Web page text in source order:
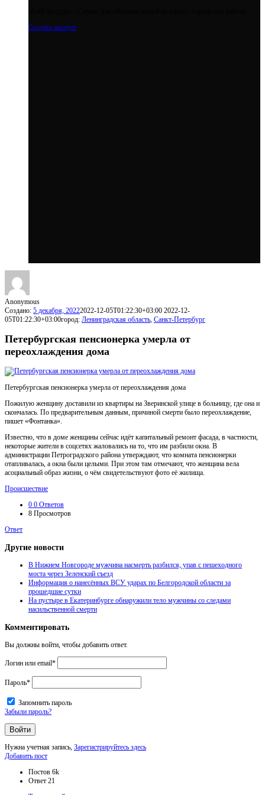
Создать аккаунт
Anonymous
Создано: 5 декабря, 20222022-12-05T01:22:30+03:00 2022-12-
05T01:22:30+03:00город: Ленинградская область, Санкт-Петербург
Петербургская пенсионерка умерла от
переохлаждения дома
Петербургская пенсионерка умерла от переохлаждения дома
Пожилую женщину доставили из квартиры на Зверинской улице в больницу, где она и
скончалась. По предварительным данным, причиной смерти было переохлаждение,
пишет «Фонтанка».
Известно, что в доме женщины сейчас идёт капитальный ремонт фасада, в частности,
некоторые жители в соцсетях жаловались на то, что им разбили окна. В
администрации Петроградского района утверждают, что комната пенсионерки
отапливалась, а окна были целыми. При этом там отмечают, что женщина вела
асоциальный образ жизни, о чём свидетельствуют фото её жилища.
Происшествие
0 0 Ответов
8 Просмотров
Ответ
Другие новости
В Нижнем Новгороде мужчина насмерть разбился, упав с пешеходного
моста через Зеленский съезд
Информация о нанесённых ВСУ ударах по Белгородской области за
прошедшие сутки
На пустыре в Екатеринбурге обнаружили тело мужчины со следами
насильственной смерти
Комментировать
Вы должны войти, чтобы добавить ответ.
Логин или email*
Пароль*
Запомнить пароль
Забыли пароль?
Нужна учетная запись, Зарегистрируйтесь здесь
Боковая
Добавить пост
Статистика
Постов 6k
Ответ 21